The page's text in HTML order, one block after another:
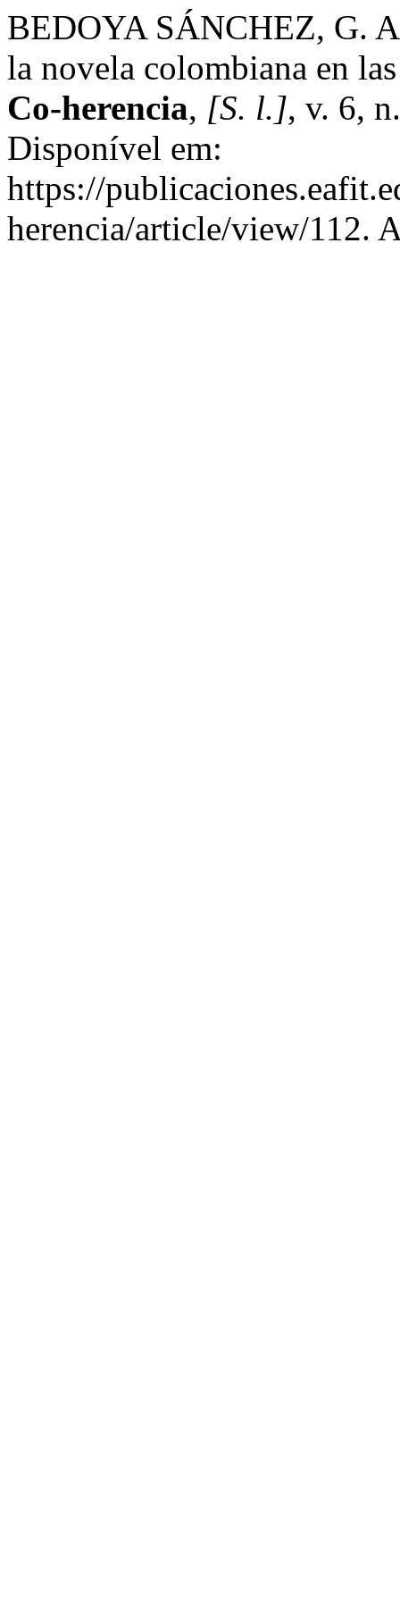
BEDOYA SÁNCHEZ, G.
la novela colombiana en
Co-herencia, [S. l.], v. 6,
Disponível em:
https://
herencia/article/view/112.